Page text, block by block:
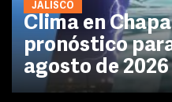
JALISCO
Clima en
pronóstico
agosto de 2026